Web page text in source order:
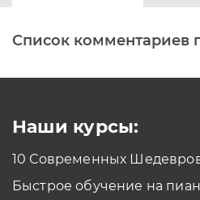
Печатная
Как проходить
Список комментариев
Наши курсы:
10 Современных
Быстрое обучение на